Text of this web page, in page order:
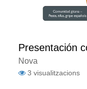
Presentación
Nova
3 visualitzacions